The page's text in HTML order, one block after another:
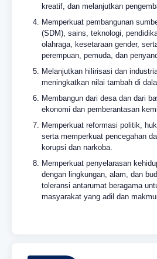
kreatif, dan melanjutkan
Memperkuat pembangunan
(SDM), sains, teknologi,
olahraga, kesetaraan gender,
perempuan, pemuda, dan
Melanjutkan hilirisasi dan
meningkatkan nilai tambah di
Membangun dari desa dan dari
ekonomi dan pemberantasan
Memperkuat reformasi politik,
serta memperkuat pencegahan
korupsi dan narkoba.
Memperkuat penyelarasan
dengan lingkungan, alam, dan
toleransi antarumat beragama
masyarakat yang adil dan